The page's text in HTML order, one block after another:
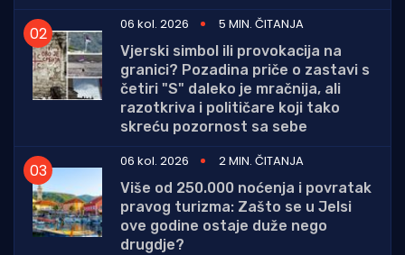
06 kol. 2026
5 MIN. ČITANJA
Vjerski simbol ili provokacija na
granici? Pozadina priče o zastavi s
četiri "S" daleko je mračnija, ali
razotkriva i političare koji tako
skreću pozornost sa sebe
06 kol. 2026
2 MIN. ČITANJA
Više od 250.000 noćenja i povratak
pravog turizma: Zašto se u Jelsi
ove godine ostaje duže nego
drugdje?